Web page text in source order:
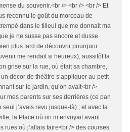
du souvenir.<br /> <br /> <br /> Et
reconnu le goût du morceau de
dans le tilleul que me donnait ma
je ne susse pas encore et dusse
plus tard de découvrir pourquoi
me rendait si heureux), aussitôt la
grise sur la rue, où était sa chambre,
décor de théâtre s’appliquer au petit
sur le jardin, qu’on avait<br />
mes parents sur ses derrières (ce pan
seul j’avais revu jusque-là) ; et avec la
la Place où on m’envoyait avant
rues où j’allais faire<br /> des courses